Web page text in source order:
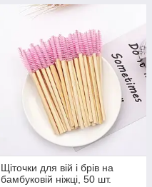
Щіточки для вій і брів на
бамбуковій ніжці, 50 шт.